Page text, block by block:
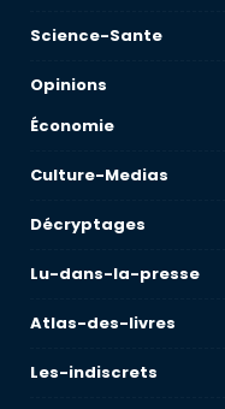
Science-Sante
Opinions
Économie
Culture-Medias
Décryptages
Lu-dans-la-presse
Atlas-des-livres
Les-indiscrets